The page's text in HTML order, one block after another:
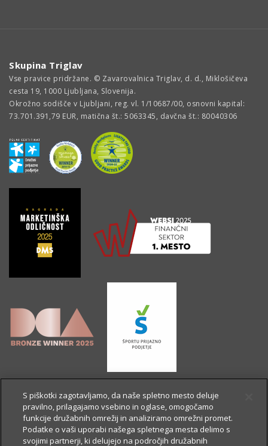
Skupina Triglav
Vse pravice pridržane. © Zavarovalnica Triglav, d. d., Miklošičeva
cesta 19, 1000 Ljubljana, Slovenija.
Okrožno sodišče v Ljubljani, reg. vl. 1/10687/00, osnovni kapital:
73.701.391,79 EUR, matična št.: 5063345, davčna št.: 80040306
S piškotki zagotavljamo, da naše spletno mesto deluje
pravilno, prilagajamo vsebino in oglase, omogočamo
funkcije družabnih omrežij in analiziramo omrežni promet.
Podatke o vaši uporabi našega spletnega mesta delimo s
svojimi partnerji, ki delujejo na področjih družabnih